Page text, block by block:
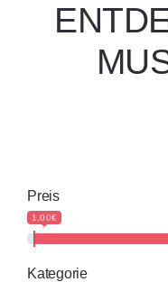
Preis
1,00€
Kategorie